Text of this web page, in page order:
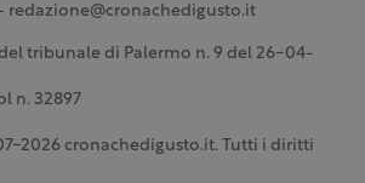
redazione@cronachedigusto.it
tribunale di Palermo n. 9 del 26-04-
n. 32897
2026 cronachedigusto.it. Tutti i diritti